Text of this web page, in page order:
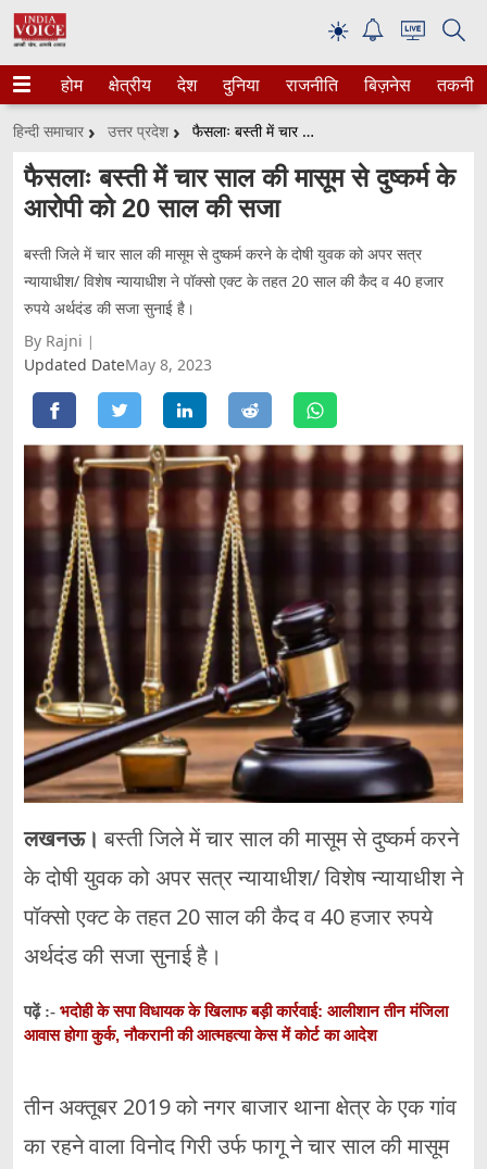
☀
होम क्षेत्रीय देश दुनिया राजनीति बिज़नेस तकनीक
हिन्दी समाचार उत्तर प्रदेश फैसलाः बस्ती में चार साल की मासूम से दुष्कर्म के आरोपी को 20 साल की सजा
फैसलाः बस्ती में चार साल की मासूम से दुष्कर्म के
आरोपी को 20 साल की सजा
बस्ती जिले में चार साल की मासूम से दुष्कर्म करने के दोषी युवक को अपर सत्र
न्यायाधीश/ विशेष न्यायाधीश ने पॉक्सो एक्ट के तहत 20 साल की कैद व 40 हजार
रुपये अर्थदंड की सजा सुनाई है।
By Rajni
Updated DateMay 8, 2023
लखनऊ।बस्ती जिले में चार साल की मासूम से दुष्कर्म करने
के दोषी युवक को अपर सत्र न्यायाधीश/ विशेष न्यायाधीश ने
पॉक्सो एक्ट के तहत 20 साल की कैद व 40 हजार रुपये
अर्थदंड की सजा सुनाई है।
पढ़ें :- भदोही के सपा विधायक के खिलाफ बड़ी कार्रवाई: आलीशान तीन मंजिला
आवास होगा कुर्क, नौकरानी की आत्महत्या केस में कोर्ट का आदेश
तीन अक्तूबर 2019 को नगर बाजार थाना क्षेत्र के एक गांव
का रहने वाला विनोद गिरी उर्फ फागू ने चार साल की मासूम